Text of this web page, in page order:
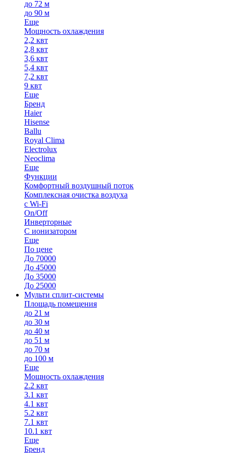
до 72 м
до 90 м
Еще
Мощность охлаждения
2,2 квт
2,8 квт
3,6 квт
5,4 квт
7,2 квт
9 квт
Еще
Бренд
Haier
Hisense
Ballu
Royal Clima
Electrolux
Neoclima
Еще
Функции
Комфортный воздушный поток
Комплексная очистка воздуха
с Wi-Fi
On/Off
Инверторные
С ионизатором
Еще
По цене
До 70000
До 45000
До 35000
До 25000
Мульти сплит-системы
Площадь помещения
до 21 м
до 30 м
до 40 м
до 51 м
до 70 м
до 100 м
Еще
Мощность охлаждения
2.2 квт
3.1 квт
4.1 квт
5.2 квт
7.1 квт
10.1 квт
Еще
Бренд